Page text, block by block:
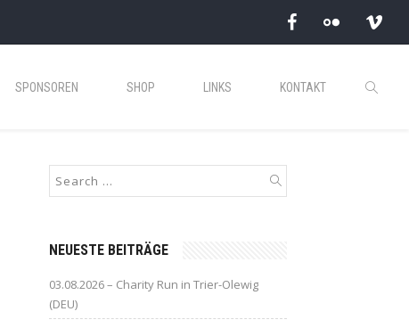
SPONSOREN SHOP LINKS KONTAKT
NEUESTE BEITRÄGE
03.08.2026 – Charity Run in Trier-Olewig
(DEU)